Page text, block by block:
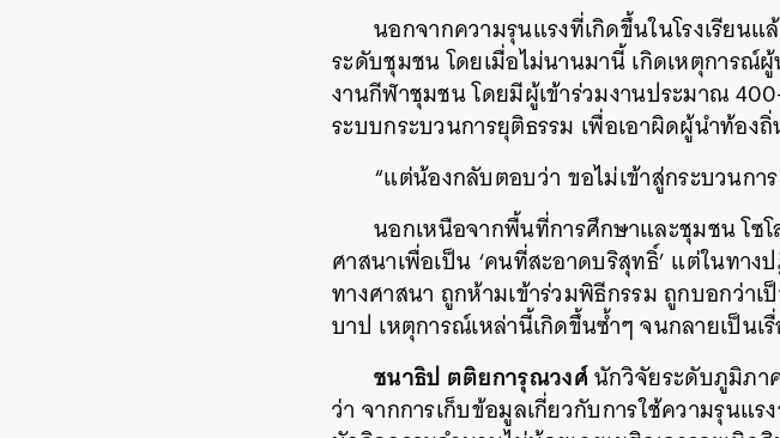
นอกจากความรุนแรงที่เกิดขึ้นในโรงเรียนแ
ระดับชุมชน โดยเมื่อไม่นานมานี้ เกิดเหตุการณ์
งานกีฬาชุมชน โดยมีผู้เข้าร่วมงานประมาณ
ระบบกระบวนการยุติธรรม เพื่อเอาผิดผู้นำท้อง
“แต่น้องกลับตอบว่า ขอไม่เข้าสู่กระบวนก
นอกเหนือจากพื้นที่การศึกษาและชุมชน โซ
ศาสนาเพื่อเป็น ‘คนที่สะอาดบริสุทธิ์’ แต่ในทา
ทางศาสนา ถูกห้ามเข้าร่วมพิธีกรรม ถูกบอกว่า
บาป เหตุการณ์เหล่านี้เกิดขึ้นซ้ำๆ จนกลายเป็นเ
ชนาธิป ตติยการุณวงศ์นักวิจัยระดับภูมิภา
ว่า จากการเก็บข้อมูลเกี่ยวกับการใช้ความรุนแ